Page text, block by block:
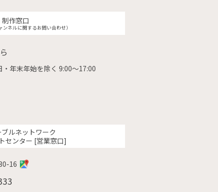
制作窓口
ンネルに関するお問い合わせ）
・年末年始を除く 9:00〜17:00
ルネットワーク
センター [営業窓口]
16